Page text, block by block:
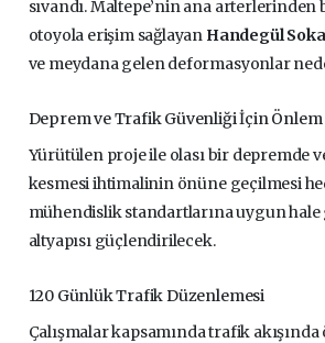
sıvandı. Maltepe’nin ana
otoyola erişim sağlayan Handegül
ve meydana gelen deformasyonlar
Deprem ve Trafik Güvenliği İçin Önlem
Yürütülen proje ile olası bir depremde
kesmesi ihtimalinin önüne geçilmesi
mühendislik standartlarına uygun
altyapısı güçlendirilecek.
120 Günlük Trafik Düzenlemesi
Çalışmalar kapsamında trafik